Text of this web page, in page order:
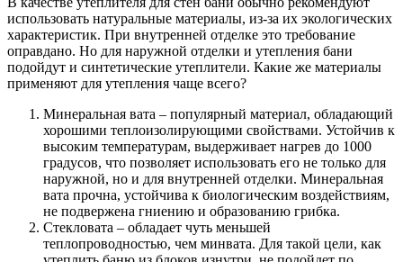
использовать натуральные материалы, из-за их экологических
характеристик. При внутренней отделке это требование
оправдано. Но для наружной отделки и утепления бани
подойдут и синтетические утеплители. Какие же материалы
применяют для утепления чаще всего?
Минеральная вата – популярный материал, обладающий
хорошими теплоизолирующими свойствами. Устойчив к
высоким температурам, выдерживает нагрев до 1000
градусов, что позволяет использовать его не только для
наружной, но и для внутренней отделки. Минеральная
вата прочна, устойчива к биологическим воздействиям,
не подвержена гниению и образованию грибка.
Стекловата – обладает чуть меньшей
теплопроводностью, чем минвата. Для такой цели, как